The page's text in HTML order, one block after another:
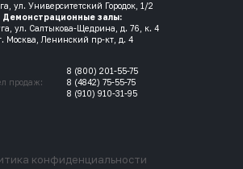
ул. Университетский Городок, 1/2
Демонстрационные залы:
ул. Салтыкова-Щедрина, д. 76, к. 4
Москва, Ленинский пр-кт, д. 4
продаж:
8 (800) 201-55-75
8 (4842) 75-55-75
8 (910) 910-31-95
конфиденциальности